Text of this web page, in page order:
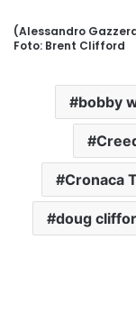
(Alessandro
Foto: Brent Clifford
bobby
Cronaca
doug